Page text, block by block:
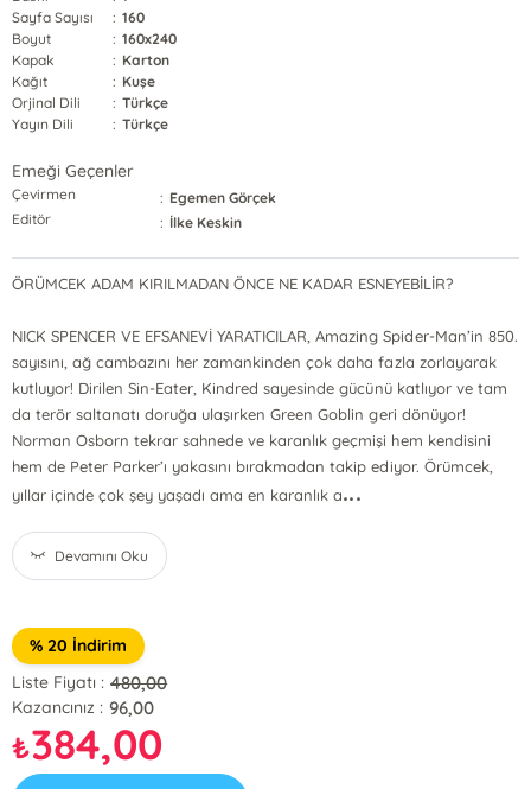
Sayfa Sayısı
: 160
Boyut
: 160x240
Kapak
: Karton
Kağıt
: Kuşe
Orjinal Dili
: Türkçe
Yayın Dili
: Türkçe
Emeği Geçenler
Çevirmen : Egemen Görçek
Editör
: İlke Keskin
ÖRÜMCEK ADAM KIRILMADAN ÖNCE NE KADAR ESNEYEBİLİR?
NICK SPENCER VE EFSANEVİ YARATICILAR, Amazing Spider-Man’in 850.
sayısını, ağ cambazını her zamankinden çok daha fazla zorlayarak
kutluyor! Dirilen Sin-Eater, Kindred sayesinde gücünü katlıyor ve tam
da terör saltanatı doruğa ulaşırken Green Goblin geri dönüyor!
Norman Osborn tekrar sahnede ve karanlık geçmişi hem kendisini
hem de Peter Parker’ı yakasını bırakmadan takip ediyor. Örümcek,
yıllar içinde çok şey yaşadı ama en karanlık a...
Devamını Oku
% 20 İndirim
Liste Fiyatı : 480,00
Kazancınız : 96,00
₺384,00